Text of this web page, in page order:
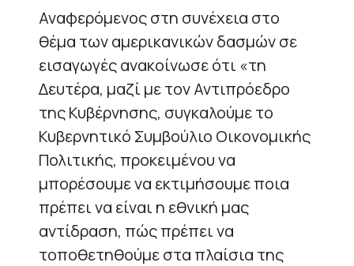
Αναφερόμενος στη συνέχεια στο
θέμα των αμερικανικών δασμών σε
εισαγωγές ανακοίνωσε ότι «τη
Δευτέρα, μαζί με τον Αντιπρόεδρο
της Κυβέρνησης, συγκαλούμε το
Κυβερνητικό Συμβούλιο Οικονομικής
Πολιτικής, προκειμένου να
μπορέσουμε να εκτιμήσουμε ποια
πρέπει να είναι η εθνική μας
αντίδραση, πώς πρέπει να
τοποθετηθούμε στα πλαίσια της